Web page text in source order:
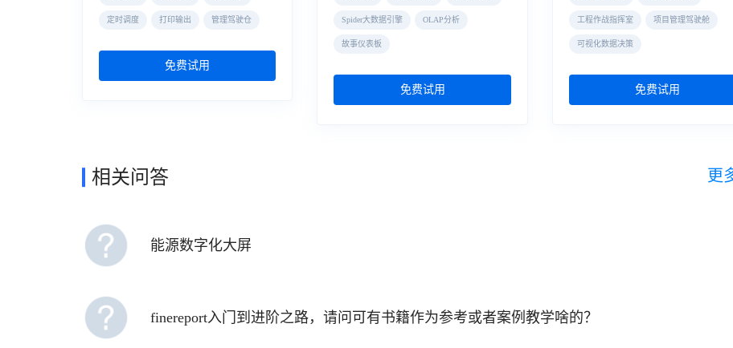
定时调度 打印输出 管理驾驶仓
免费试用
Spider大数据引擎 OLAP分析
故事仪表板
免费试用
工程作战指挥室 项目管理驾驶舱
可视化数据决策
免费试用
相关问答 更
能源数字化大屏
finereport入门到进阶之路，请问可有书籍作为参考或者案例教学啥的？